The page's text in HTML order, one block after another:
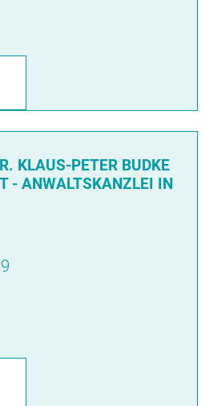
KLAUS-PETER BUDKE
- ANWALTSKANZLEI IN